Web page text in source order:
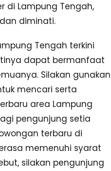
di Lampung Tengah,
diminati.
Tengah terkini
dapat bermanfaat
Silakan gunakan
mencari serta
area Lampung
pengunjung setia
terbaru di
memenuhi syarat
silakan pengunjung